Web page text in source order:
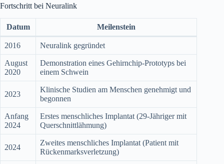
Fortschritt bei Neuralink
Datum Meilenstein
2016 Neuralink gegründet
August
2020
Demonstration eines Gehirnchip-Prototyps bei
einem Schwein
2023
Klinische Studien am Menschen genehmigt und
begonnen
Anfang
2024
Erstes menschliches Implantat (29-Jähriger mit
Querschnittlähmung)
2024
Zweites menschliches Implantat (Patient mit
Rückenmarksverletzung)